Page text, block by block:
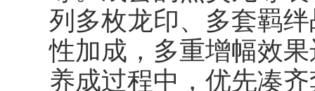
列多枚龙印、多套羁
性加成，多重增幅效
养成过程中，优先凑